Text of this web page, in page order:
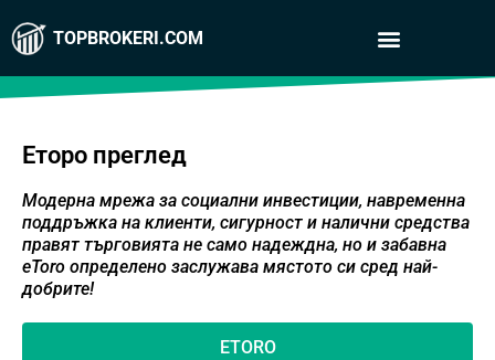
TOPBROKERI.COM
Еторо преглед
Модерна мрежа за социални инвестиции, навременна
поддръжка на клиенти, сигурност и налични средства
правят търговията не само надеждна, но и забавна
eToro определено заслужава мястото си сред най-
добрите!
ETORO